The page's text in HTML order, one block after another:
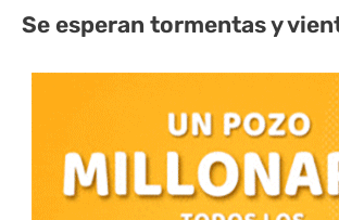
Se esperan tormentas y